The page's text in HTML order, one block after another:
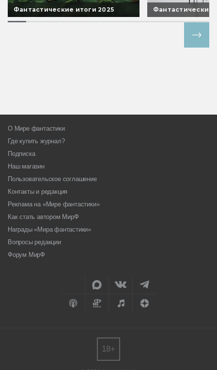
Фантастические итоги 2025 Фантастические
О Мире фантастики
Где купить журнал?
Подписка
Наш магазин
Пользовательское соглашение
Контакты и редакция
Реклама на «Мире фантастики»
Как стать автором МирФ
Награды «Мира фантастики»
Вопросы редакции
Форум МирФ
18+